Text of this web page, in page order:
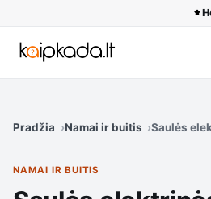
Pradžia Namai ir buitis Saulės
NAMAI IR BUITIS